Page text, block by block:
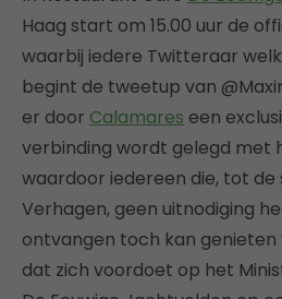
Haag start om 15.00 uur de
waarbij iedere Twitteraar
begint de tweetup van
er door Calamares een
verbinding wordt gelegd met
waardoor iedereen die, tot de
Verhagen, geen uitnodiging
ontvangen toch kan
dat zich voordoet op het